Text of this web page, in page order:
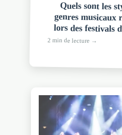
Quels sont les
genres musicaux
lors des festivals
2 min de lecture →